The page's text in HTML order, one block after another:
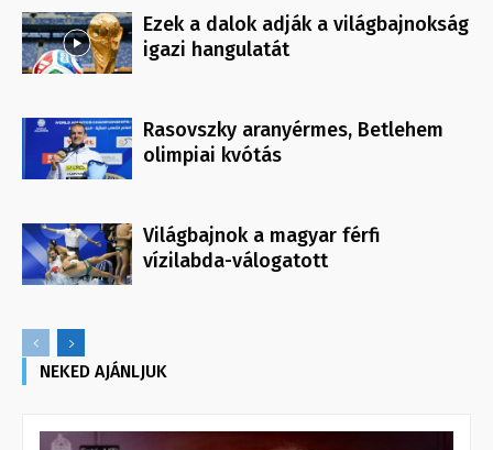
Ezek a dalok adják a világbajnokság
igazi hangulatát
Rasovszky aranyérmes, Betlehem
olimpiai kvótás
Világbajnok a magyar férfi
vízilabda-válogatott
NEKED AJÁNLJUK